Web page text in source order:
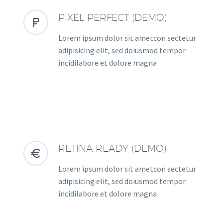

 PIXEL PERFECT (DEMO)
Lorem ipsum dolor sit ametcon sectetur
adipisicing elit, sed doiusmod tempor
incidilabore et dolore magna

 RETINA READY (DEMO)
Lorem ipsum dolor sit ametcon sectetur
adipisicing elit, sed doiusmod tempor
incidilabore et dolore magna